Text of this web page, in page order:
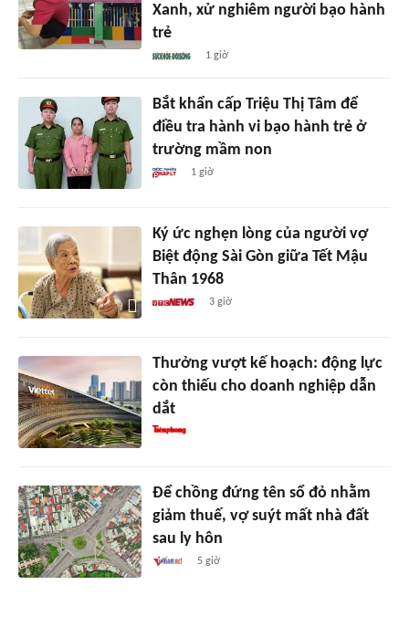
Xanh, xử nghiêm người bạo hành
trẻ
1 giờ
Bắt khẩn cấp Triệu Thị Tâm để
điều tra hành vi bạo hành trẻ ở
trường mầm non
1 giờ
Ký ức nghẹn lòng của người vợ
Biệt động Sài Gòn giữa Tết Mậu
Thân 1968
3 giờ
Thưởng vượt kế hoạch: động lực
còn thiếu cho doanh nghiệp dẫn
dắt
Để chồng đứng tên sổ đỏ nhằm
giảm thuế, vợ suýt mất nhà đất
sau ly hôn
5 giờ